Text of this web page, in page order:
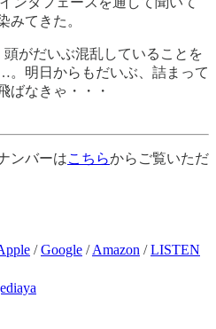
みてきた。
がだいぶ混乱していることを
。明日からもだいぶ、詰まって
ばなきゃ・・・
ンバーはこちらからご覧いただ
/Google /Amazon /LISTEN